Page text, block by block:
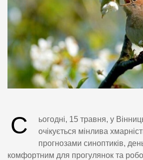
С
ьогодні, 15 травня, у
очікується мінлива
прогнозами синоптиків,
комфортним для прогулянок та